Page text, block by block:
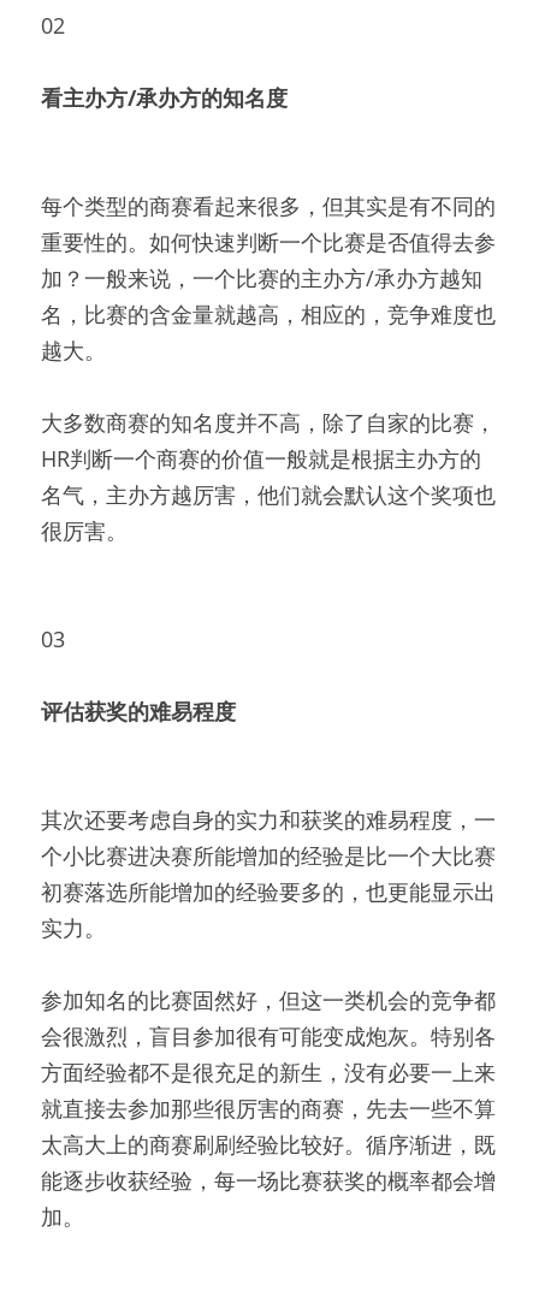
02
看主办方/承办方的知名度
每个类型的商赛看起来很多，但其实是有不同的
重要性的。如何快速判断一个比赛是否值得去参
加？一般来说，一个比赛的主办方/承办方越知
名，比赛的含金量就越高，相应的，竞争难度也
越大。
大多数商赛的知名度并不高，除了自家的比赛，
HR判断一个商赛的价值一般就是根据主办方的
名气，主办方越厉害，他们就会默认这个奖项也
很厉害。
03
评估获奖的难易程度
其次还要考虑自身的实力和获奖的难易程度，一
个小比赛进决赛所能增加的经验是比一个大比赛
初赛落选所能增加的经验要多的，也更能显示出
实力。
参加知名的比赛固然好，但这一类机会的竞争都
会很激烈，盲目参加很有可能变成炮灰。特别各
方面经验都不是很充足的新生，没有必要一上来
就直接去参加那些很厉害的商赛，先去一些不算
太高大上的商赛刷刷经验比较好。循序渐进，既
能逐步收获经验，每一场比赛获奖的概率都会增
加。